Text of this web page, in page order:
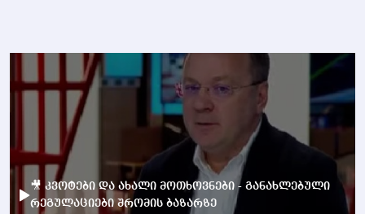
🎥 კვოტები და ახალი მოთხოვნები - განახლებული
რეგულაციები შრომის ბაზარზე